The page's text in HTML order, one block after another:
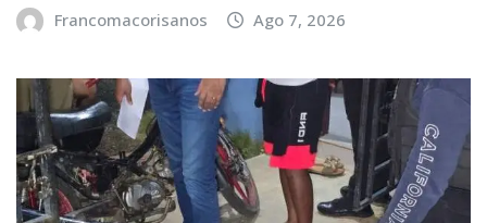
Francomacorisanos Ago 7, 2026